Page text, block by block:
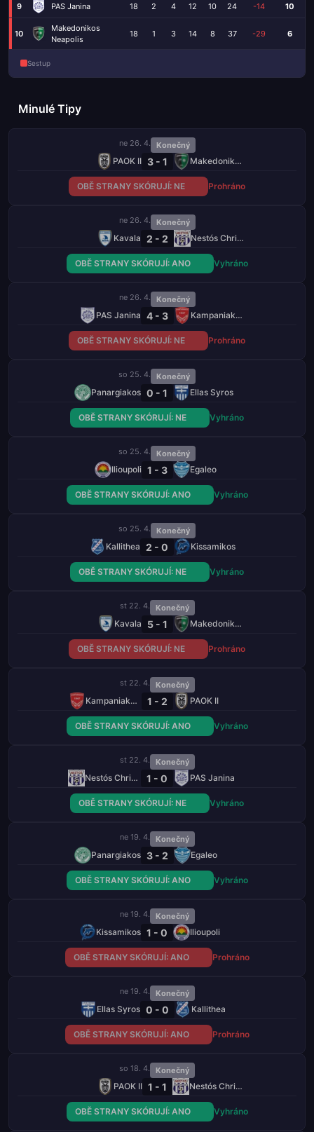
9 PAS Janina 18 2 4 12 10 24 -14 10
10
Makedonikos
Neapolis
18 1 3 14 8 37 -29 6
Sestup
Minulé Tipy
ne 26. 4. Konečný
PAOK II 3 - 1 Makedonikos Neapolis
OBĚ STRANY SKÓRUJÍ: NE Prohráno
ne 26. 4. Konečný
Kavala 2 - 2 Nestós Chrisoupolis
OBĚ STRANY SKÓRUJÍ: ANO Vyhráno
ne 26. 4. Konečný
PAS Janina 4 - 3 Kampaniakos Chalastra
OBĚ STRANY SKÓRUJÍ: NE Prohráno
so 25. 4. Konečný
Panargiakos 0 - 1 Ellas Syros
OBĚ STRANY SKÓRUJÍ: NE Vyhráno
so 25. 4. Konečný
Ilioupoli 1 - 3 Egaleo
OBĚ STRANY SKÓRUJÍ: ANO Vyhráno
so 25. 4. Konečný
Kallithea 2 - 0 Kissamikos
OBĚ STRANY SKÓRUJÍ: NE Vyhráno
st 22. 4. Konečný
Kavala 5 - 1 Makedonikos Neapolis
OBĚ STRANY SKÓRUJÍ: NE Prohráno
st 22. 4. Konečný
Kampaniakos Chalastra 1 - 2 PAOK II
OBĚ STRANY SKÓRUJÍ: ANO Vyhráno
st 22. 4. Konečný
Nestós Chrisoupolis 1 - 0 PAS Janina
OBĚ STRANY SKÓRUJÍ: NE Vyhráno
ne 19. 4. Konečný
Panargiakos 3 - 2 Egaleo
OBĚ STRANY SKÓRUJÍ: ANO Vyhráno
ne 19. 4. Konečný
Kissamikos 1 - 0 Ilioupoli
OBĚ STRANY SKÓRUJÍ: ANO Prohráno
ne 19. 4. Konečný
Ellas Syros 0 - 0 Kallithea
OBĚ STRANY SKÓRUJÍ: ANO Prohráno
so 18. 4. Konečný
PAOK II 1 - 1 Nestós Chrisoupolis
OBĚ STRANY SKÓRUJÍ: ANO Vyhráno